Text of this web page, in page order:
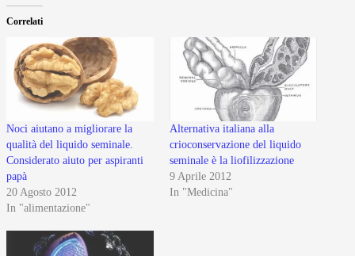
Correlati
Noci aiutano a migliorare la
qualità del liquido seminale.
Considerato aiuto per aspiranti
papà
20 Agosto 2012
In "alimentazione"
Alternativa italiana alla
crioconservazione del liquido
seminale è la liofilizzazione
9 Aprile 2012
In "Medicina"